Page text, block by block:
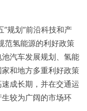
规划“前沿科技和产
范氢能源的利好政策
汽车发展规划、氢能
和地方多重利好政策
成长期，并在交通运
较为广阔的市场环